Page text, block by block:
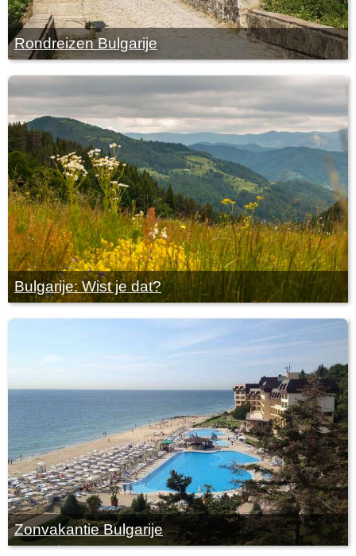
Rondreizen Bulgarije
Bulgarije: Wist je dat?
Zonvakantie Bulgarije